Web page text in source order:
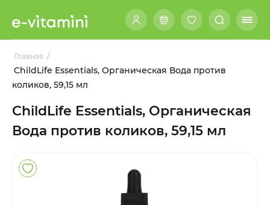
Главная /
ChildLife Essentials, Органическая Вода против
коликов, 59,15 мл
ChildLife Essentials, Органическая
Вода против коликов, 59,15 мл